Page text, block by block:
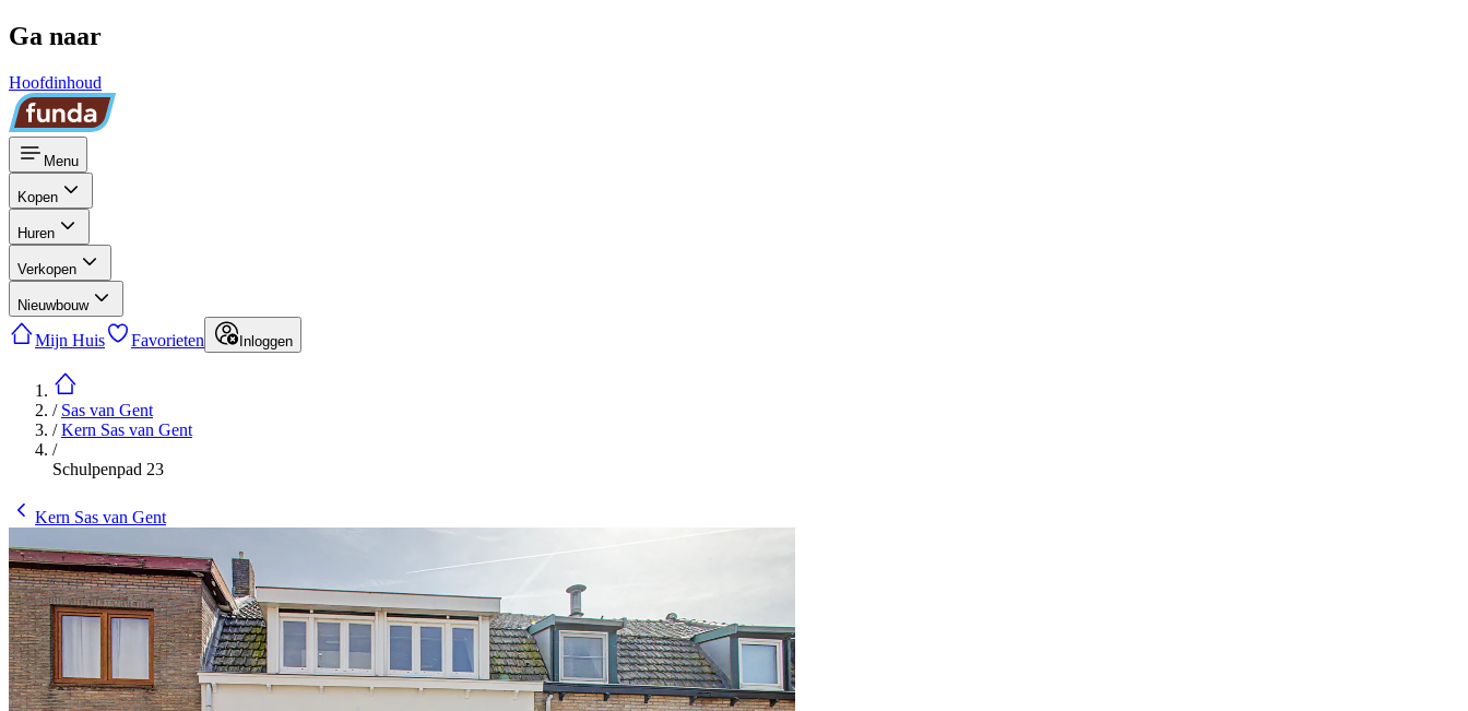
Ga naar
Hoofdinhoud
Menu
Kopen
Huren
Verkopen
Nieuwbouw
Mijn Huis Favorieten Inloggen
/ Sas van Gent
/Kern Sas van Gent
/
Schulpenpad 23
Kern Sas van Gent